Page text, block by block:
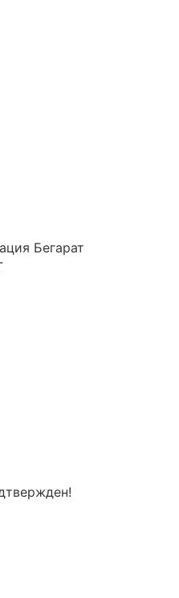
Бегарат